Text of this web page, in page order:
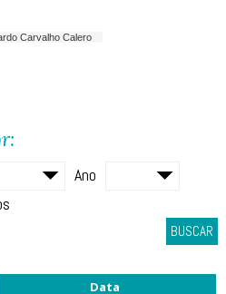
Carvalho Calero
Ano
BUSCAR
Data